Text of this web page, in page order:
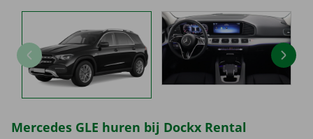
Mercedes GLE huren bij Dockx Rental